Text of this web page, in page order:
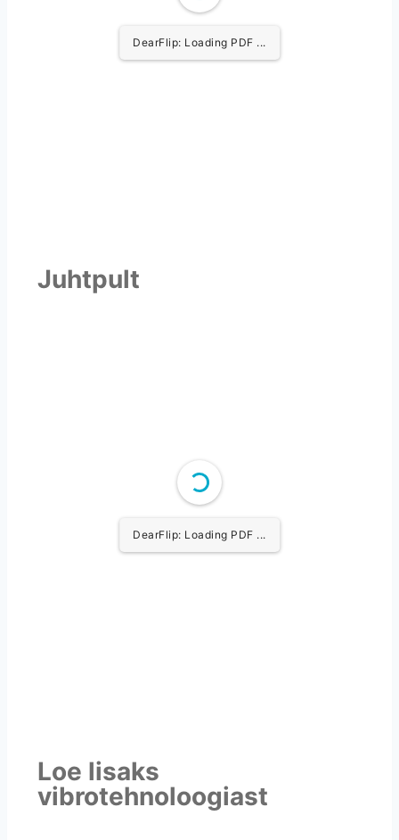
DearFlip: Loading PDF ...
Juhtpult
DearFlip: Loading PDF ...
Loe lisaks
vibrotehnoloogiast